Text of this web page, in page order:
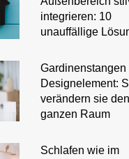
integrieren: 10
unauffällige
Gardinenstangen
Designelement:
verändern sie den
ganzen Raum
Schlafen wie im